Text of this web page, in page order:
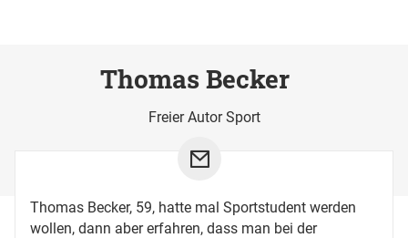
Thomas Becker
Freier Autor Sport
Thomas Becker, 59, hatte mal Sportstudent werden
wollen, dann aber erfahren, dass man bei der